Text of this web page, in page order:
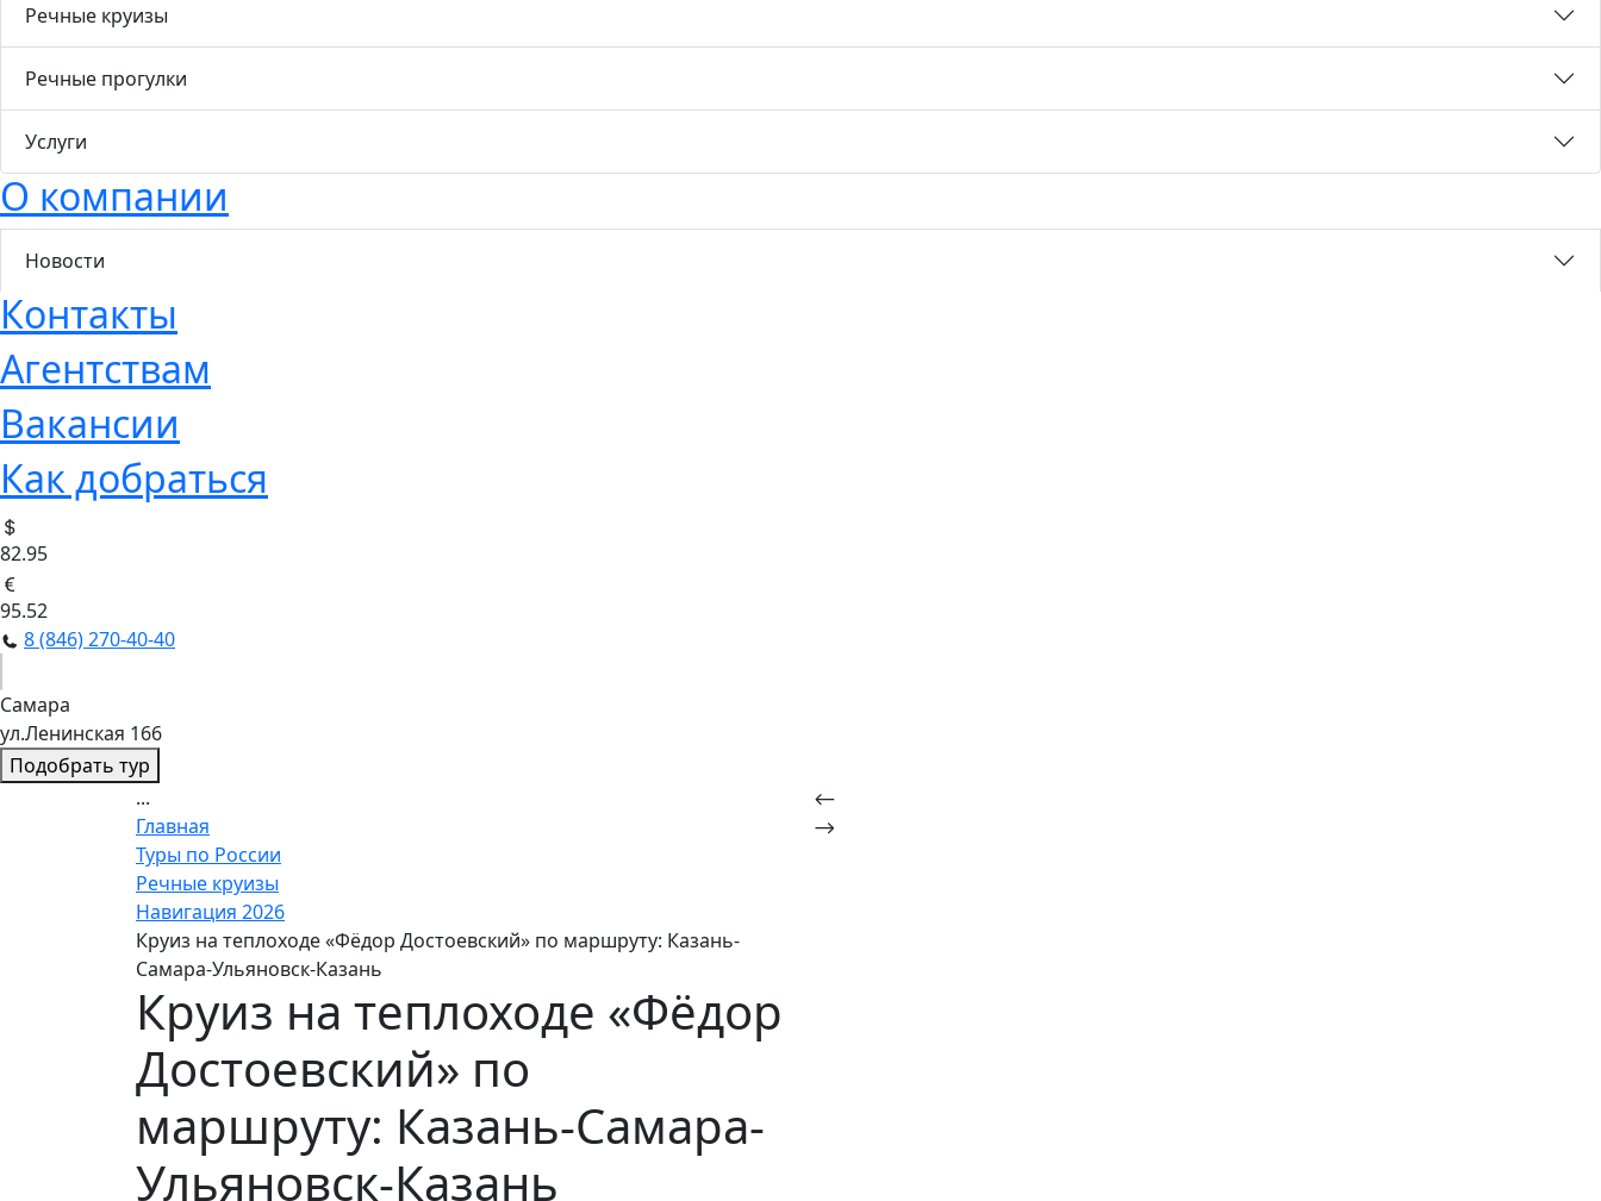
Речные круизы
Речные прогулки
Услуги
О компании
Новости
Контакты
Агентствам
Вакансии
Как добраться
82.95
95.52
8 (846) 270-40-40
Самара
ул.Ленинская 166
Подобрать тур
...
Главная
Туры по России
Речные круизы
Навигация 2026
Круиз на теплоходе «Фёдор Достоевский» по маршруту: Казань-
Самара-Ульяновск-Казань
Круиз на теплоходе «Фёдор
Достоевский» по
маршруту: Казань-Самара-
Ульяновск-Казань